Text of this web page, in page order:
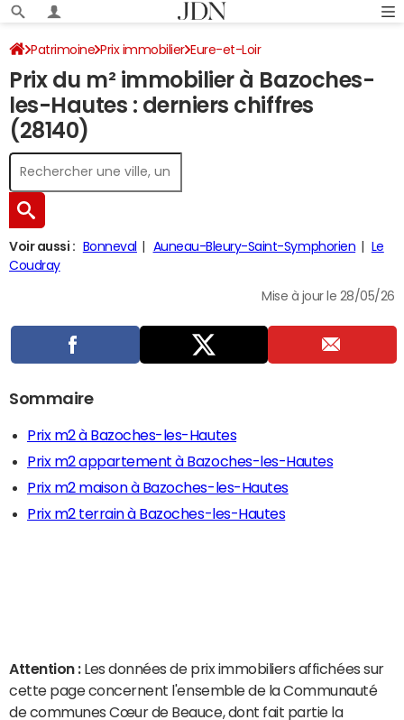
Patrimoine Prix immobilier Eure-et-Loir
Bazoches-les-Hautes
Prix du m² immobilier à Bazoches-
les-Hautes : derniers chiffres
(28140)
Voir aussi : Bonneval Auneau-Bleury-Saint-Symphorien
Le
Coudray
Mise à jour le 28/05/26
Sommaire
Prix m2 à Bazoches-les-Hautes
Prix m2 appartement à Bazoches-les-Hautes
Prix m2 maison à Bazoches-les-Hautes
Prix m2 terrain à Bazoches-les-Hautes
Attention : Les données de prix immobiliers affichées sur
cette page concernent l'ensemble de la Communauté
de communes Cœur de Beauce, dont fait partie la